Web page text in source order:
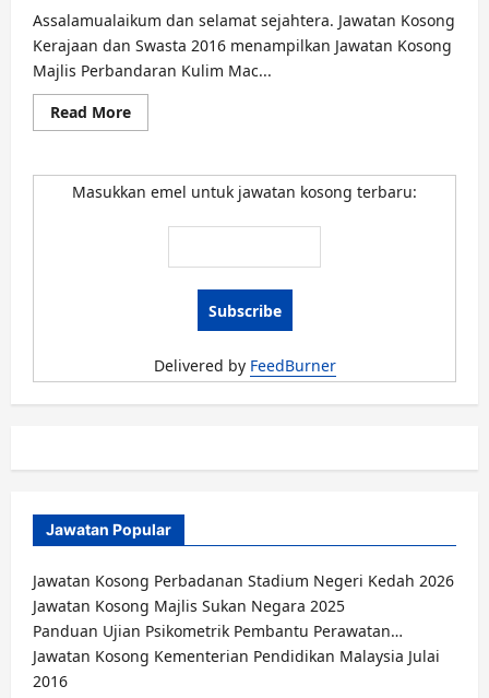
Assalamualaikum dan selamat sejahtera. Jawatan Kosong
Kerajaan dan Swasta 2016 menampilkan Jawatan Kosong
Majlis Perbandaran Kulim Mac...
Read MoreRead
more
Kosong
Majlis
Perbandaran
Masukkan emel untuk jawatan kosong terbaru:
Delivered by FeedBurner
Jawatan Popular
Jawatan Kosong Perbadanan Stadium Negeri Kedah 2026
Jawatan Kosong Majlis Sukan Negara 2025
Panduan Ujian Psikometrik Pembantu Perawatan…
Jawatan Kosong Kementerian Pendidikan Malaysia Julai
2016